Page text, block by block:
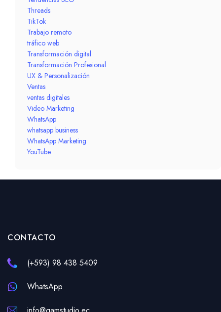
Threads
TikTok
Trabajo remoto
tráfico web
Transformación digital
Transformación Profesional
UX & Personalización
Ventas
ventas digitales
Video Marketing
WhatsApp
whatsapp business
WhatsApp Marketing
YouTube
CONTACTO
(+593) 98 438 5409
WhatsApp